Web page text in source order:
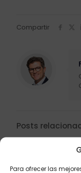
Para ofrecer las
Compartir
Posts